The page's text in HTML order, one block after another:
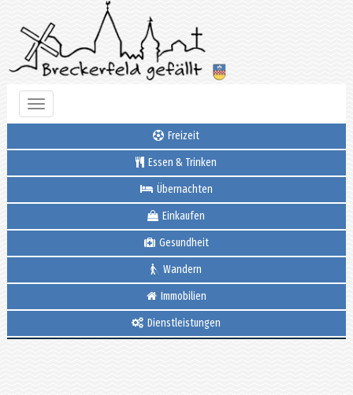
Toggle
navigation
Freizeit
Essen & Trinken
Übernachten
Einkaufen
Gesundheit
Wandern
Immobilien
Dienstleistungen